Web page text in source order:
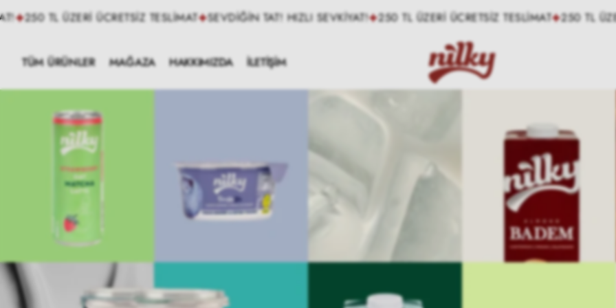
geç
TESLİMAT SEVDİĞİN TAT! HIZLI SEVKİYAT! 250 TL ÜZERİ ÜCRETSİZ TESLİMAT 250 TL ÜZERİ ÜCRETSİZ
TÜM ÜRÜNLER MAĞAZA HAKKIMIZDA İLETİŞİM